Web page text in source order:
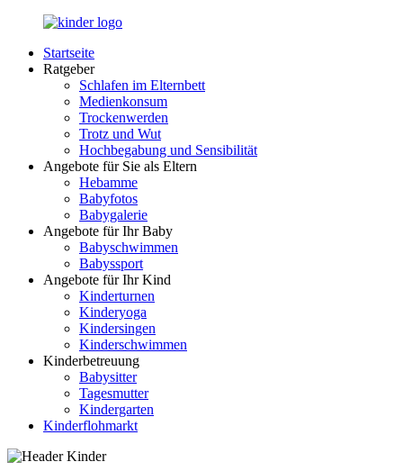
Zurück
Inhalt
LuckyKids.de
Das
Nachwuchs
Startseite
Ratgeber
Schlafen im Elternbett
Medienkonsum
Trockenwerden
Trotz und Wut
Hochbegabung und Sensibilität
Angebote für Sie als Eltern
Hebamme
Babyfotos
Babygalerie
Angebote für Ihr Baby
Babyschwimmen
Babyssport
Angebote für Ihr Kind
Kinderturnen
Kinderyoga
Kindersingen
Kinderschwimmen
Kinderbetreuung
Babysitter
Tagesmutter
Kindergarten
Kinderflohmarkt